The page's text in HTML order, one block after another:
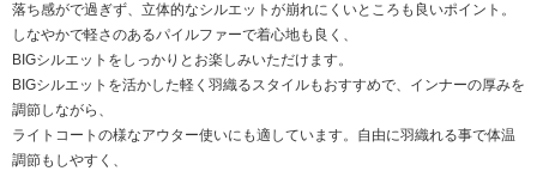
落ち感がで過ぎず、立体的なシルエットが崩れにくいところも良いポイント。
しなやかで軽さのあるパイルファーで着心地も良く、
BIGシルエットをしっかりとお楽しみいただけます。
BIGシルエットを活かした軽く羽織るスタイルもおすすめで、インナーの厚みを
調節しながら、
ライトコートの様なアウター使いにも適しています。自由に羽織れる事で体温
調節もしやすく、